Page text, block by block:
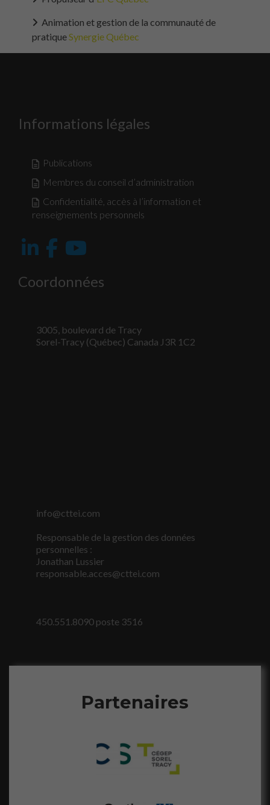
Animation et gestion de la communauté de
pratique Synergie Québec
Informations légales
Publications
Membres du conseil d’administration
Confidentialité, accès à l’information et
renseignements personnels
Coordonnées
3005, boulevard de Tracy
Sorel-Tracy (Québec) Canada J3R 1C2
info@cttei.com
Responsable de la gestion des données
personnelles :
Jonathan Lussier
responsable.acces@cttei.com
450.551.8090 poste 3516
Partenaires
contenu et